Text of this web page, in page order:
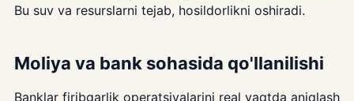
Bu suv va resurslarni tejab, hosildorlikni oshiradi.
Moliya va bank sohasida qo'llanilishi
Banklar firibgarlik operatsiyalarini real vaqtda aniqlash